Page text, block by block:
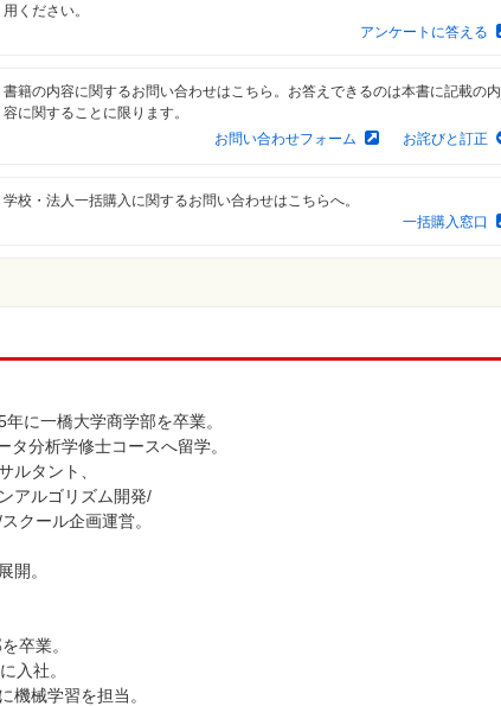
用ください。
アンケートに答える
書籍の内容に関するお問い合わせはこちら。お答えできるのは本書に記載の内
容に関することに限ります。
お問い合わせフォーム
お詫びと訂正
学校・法人一括購入に関するお問い合わせはこちらへ。
一括購入窓口
に一橋大学商学部を卒業。
分析学修士コースへ留学。
ルタント、
アルゴリズム開発/
クール企画運営。
開。
卒業。
入社。
機械学習を担当。